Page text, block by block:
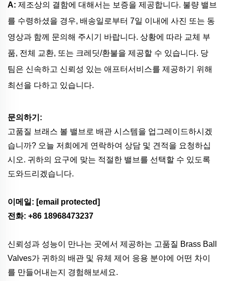
A: 제조상의 결함에 대해서는 보증을 제공합니다. 불량 밸브
를 수령하셨을 경우, 배송일로부터 7일 이내에 사진 또는 동
영상과 함께 문의해 주시기 바랍니다. 상황에 따라 교체 부
품, 전체 교환, 또는 크레딧/환불을 제공할 수 있습니다. 당
팀은 신속하고 신뢰성 있는 애프터서비스를 제공하기 위해
최선을 다하고 있습니다.
문의하기:
고품질 브래스 볼 밸브로 배관 시스템을 업그레이드하시겠
습니까? 오늘 저희에게 연락하여 상담 및 견적을 요청하십
시오. 귀하의 요구에 맞는 적절한 밸브를 선택할 수 있도록
도와드리겠습니다.
이메일: [email protected]
전화: +86 18968473237
신뢰성과 성능이 만나는 곳에서 제공하는 고품질 Brass Ball
Valves가 귀하의 배관 및 유체 제어 응용 분야에 어떤 차이
를 만들어내는지 경험해보세요.